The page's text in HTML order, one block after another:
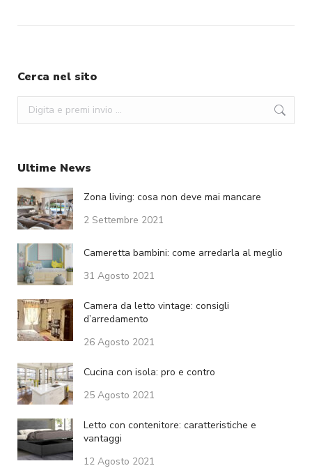
Cerca nel sito
Search:
Ultime News
Zona living: cosa non deve mai mancare
2 Settembre 2021
Cameretta bambini: come arredarla al meglio
31 Agosto 2021
Camera da letto vintage: consigli
d’arredamento
26 Agosto 2021
Cucina con isola: pro e contro
25 Agosto 2021
Letto con contenitore: caratteristiche e
vantaggi
12 Agosto 2021